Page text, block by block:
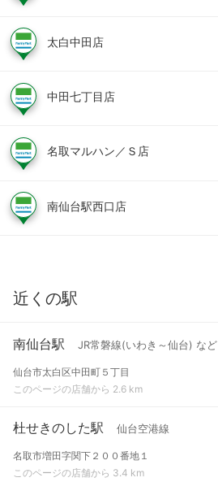
太白中田店
中田七丁目店
名取マルハン／Ｓ店
南仙台駅西口店
近くの駅
南仙台駅 JR常磐線(いわき～仙台) など
仙台市太白区中田町５丁目
このページの店舗から 2.6 km
杜せきのした駅 仙台空港線
名取市増田字関下２００番地１
このページの店舗から 3.4 km